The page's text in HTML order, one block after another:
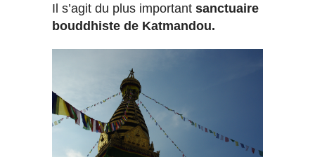
Il s’agit du plus important sanctuaire
bouddhiste de Katmandou.